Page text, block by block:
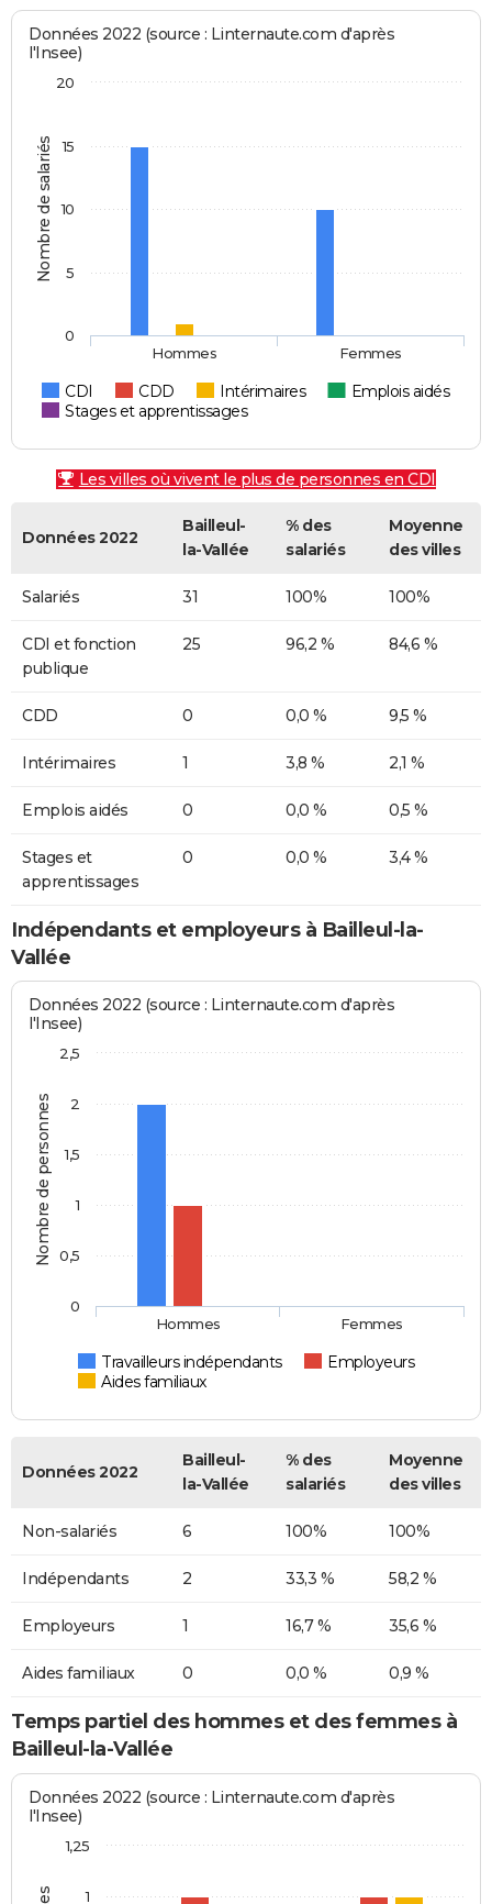
Nombre de salariés
Données 2022 (source : Linternaute.com d'après
l'Insee)
CDI CDD Intérimaires
Emplois aidés
Stages et apprentissages
Hommes Femmes
0
5
10
15
20
Les villes où vivent le plus de personnes en CDI
Données 2022
Bailleul-
la-Vallée
% des
salariés
Moyenne
des villes
Salariés 31 100% 100%
CDI et fonction
publique
25 96,2 % 84,6 %
CDD 0 0,0 % 9,5 %
Intérimaires 1 3,8 % 2,1 %
Emplois aidés 0 0,0 % 0,5 %
Stages et
apprentissages
0 0,0 % 3,4 %
Indépendants et employeurs à Bailleul-la-
Vallée
Nombre de personnes
Données 2022 (source : Linternaute.com d'après
l'Insee)
Travailleurs indépendants
Employeurs
Aides familiaux
Hommes Femmes
0
0,5
1
1,5
2
2,5
Données 2022
Bailleul-
la-Vallée
% des
salariés
Moyenne
des villes
Non-salariés 6 100% 100%
Indépendants 2 33,3 % 58,2 %
Employeurs 1 16,7 % 35,6 %
Aides familiaux 0 0,0 % 0,9 %
Temps partiel des hommes et des femmes à
Bailleul-la-Vallée
Données 2022 (source : Linternaute.com d'après
l'Insee)
1
1,25